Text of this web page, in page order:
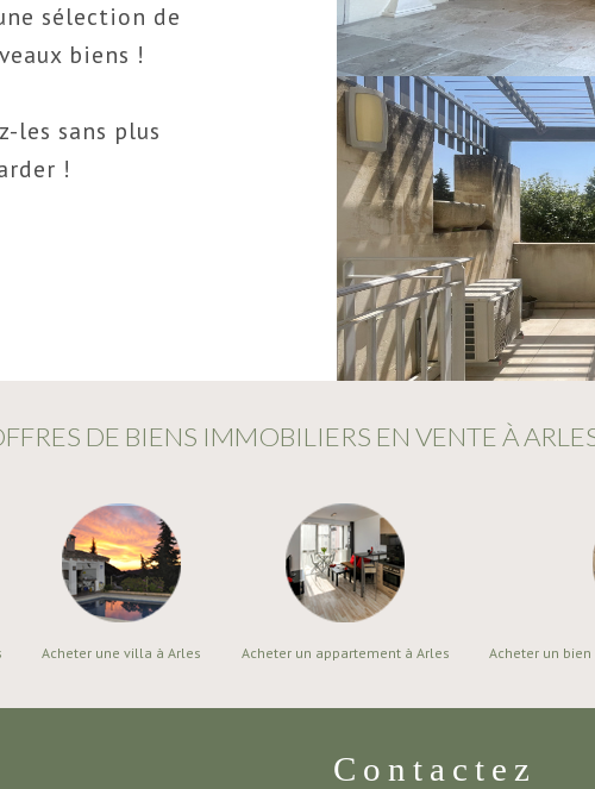
sélection de
biens !
les sans plus
!
DE BIENS IMMOBILIERS EN VENTE À
Acheter une villa à Arles Acheter un appartement à Arles Acheter un
Contactez